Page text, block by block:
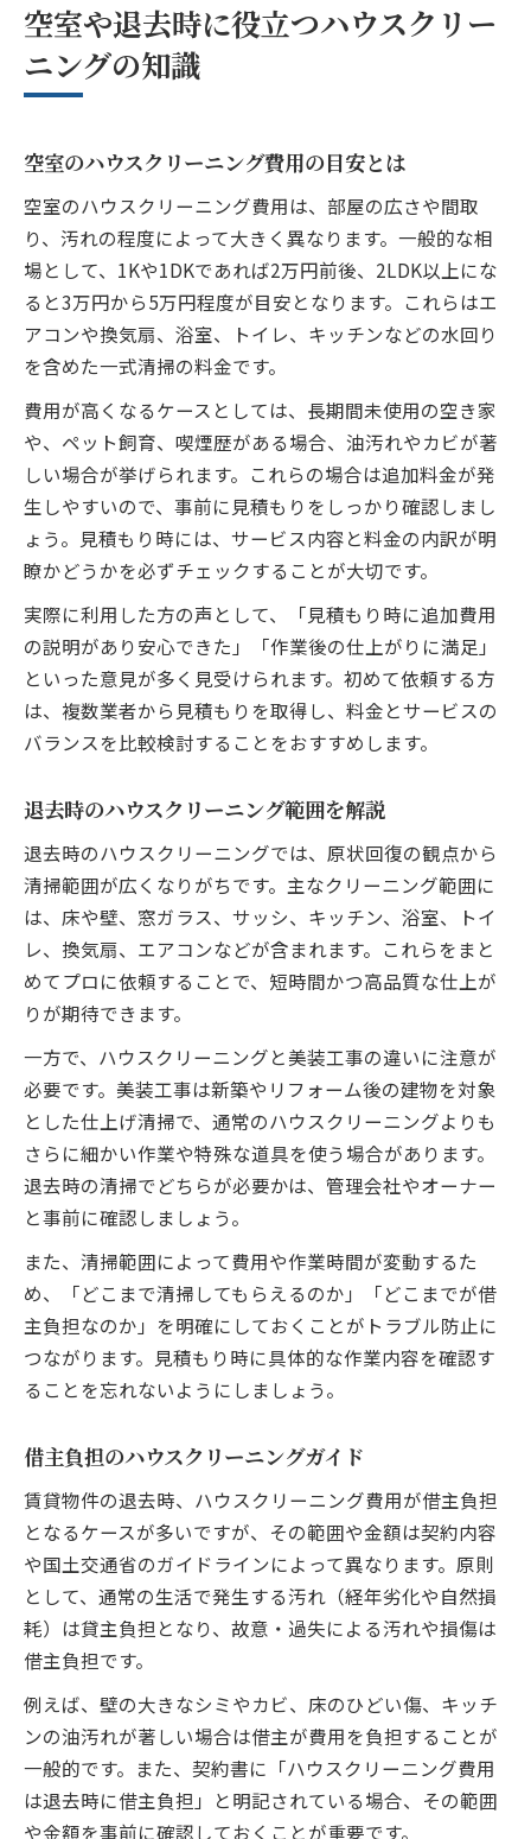
空室や退去時に役立つハウスクリー
ニングの知識
空室のハウスクリーニング費用の目安とは
空室のハウスクリーニング費用は、部屋の広さや間取
り、汚れの程度によって大きく異なります。一般的な相
場として、1Kや1DKであれば2万円前後、2LDK以上にな
ると3万円から5万円程度が目安となります。これらはエ
アコンや換気扇、浴室、トイレ、キッチンなどの水回り
を含めた一式清掃の料金です。
費用が高くなるケースとしては、長期間未使用の空き家
や、ペット飼育、喫煙歴がある場合、油汚れやカビが著
しい場合が挙げられます。これらの場合は追加料金が発
生しやすいので、事前に見積もりをしっかり確認しまし
ょう。見積もり時には、サービス内容と料金の内訳が明
瞭かどうかを必ずチェックすることが大切です。
実際に利用した方の声として、「見積もり時に追加費用
の説明があり安心できた」「作業後の仕上がりに満足」
といった意見が多く見受けられます。初めて依頼する方
は、複数業者から見積もりを取得し、料金とサービスの
バランスを比較検討することをおすすめします。
退去時のハウスクリーニング範囲を解説
退去時のハウスクリーニングでは、原状回復の観点から
清掃範囲が広くなりがちです。主なクリーニング範囲に
は、床や壁、窓ガラス、サッシ、キッチン、浴室、トイ
レ、換気扇、エアコンなどが含まれます。これらをまと
めてプロに依頼することで、短時間かつ高品質な仕上が
りが期待できます。
一方で、ハウスクリーニングと美装工事の違いに注意が
必要です。美装工事は新築やリフォーム後の建物を対象
とした仕上げ清掃で、通常のハウスクリーニングよりも
さらに細かい作業や特殊な道具を使う場合があります。
退去時の清掃でどちらが必要かは、管理会社やオーナー
と事前に確認しましょう。
また、清掃範囲によって費用や作業時間が変動するた
め、「どこまで清掃してもらえるのか」「どこまでが借
主負担なのか」を明確にしておくことがトラブル防止に
つながります。見積もり時に具体的な作業内容を確認す
ることを忘れないようにしましょう。
借主負担のハウスクリーニングガイド
賃貸物件の退去時、ハウスクリーニング費用が借主負担
となるケースが多いですが、その範囲や金額は契約内容
や国土交通省のガイドラインによって異なります。原則
として、通常の生活で発生する汚れ（経年劣化や自然損
耗）は貸主負担となり、故意・過失による汚れや損傷は
借主負担です。
例えば、壁の大きなシミやカビ、床のひどい傷、キッチ
ンの油汚れが著しい場合は借主が費用を負担することが
一般的です。また、契約書に「ハウスクリーニング費用
は退去時に借主負担」と明記されている場合、その範囲
や金額を事前に確認しておくことが重要です。